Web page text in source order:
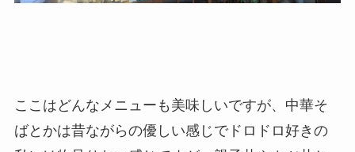
ここはどんなメニューも美味しいですが、中華そ
ばとかは昔ながらの優しい感じでドロドロ好きの